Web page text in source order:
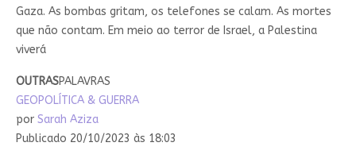
Gaza. As bombas gritam, os telefones se calam. As mortes
que não contam. Em meio ao terror de Israel, a Palestina
viverá
OUTRASPALAVRAS
GEOPOLÍTICA & GUERRA
por Sarah Aziza
Publicado 20/10/2023 às 18:03